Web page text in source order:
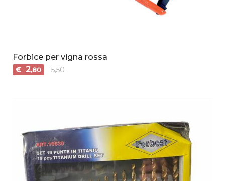
Forbice per vigna rossa
€ 2,80 5,50